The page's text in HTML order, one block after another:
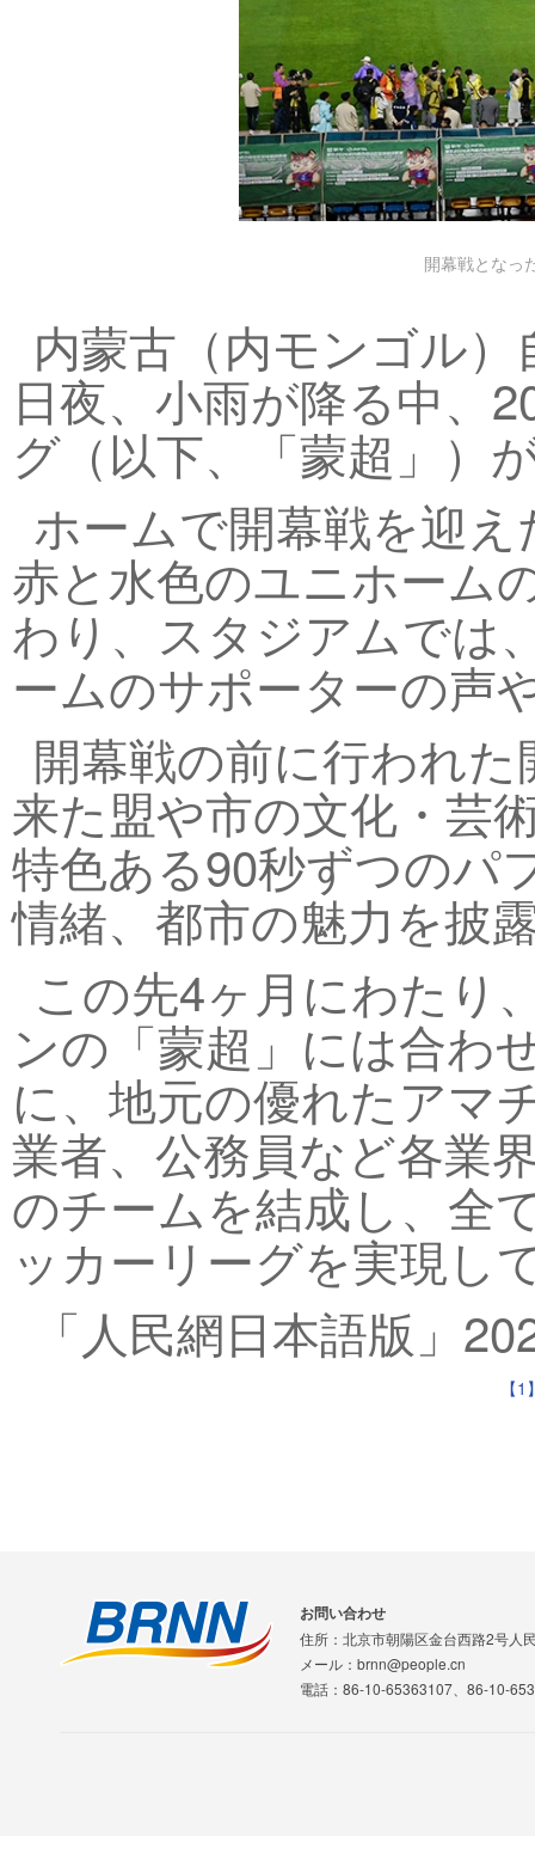
開幕戦となっ
内蒙古（内モンゴル
日夜、小雨が降る中、
グ（以下、「蒙超」）
ホームで開幕戦を迎
赤と水色のユニホーム
わり、スタジアムでは
ームのサポーターの声
開幕戦の前に行われ
来た盟や市の文化・芸
特色ある90秒ずつのパ
情緒、都市の魅力を披
この先4ヶ月にわたり
ンの「蒙超」には合わ
に、地元の優れたアマ
業者、公務員など各業
のチームを結成し、全
ッカーリーグを実現し
「人民網日本語版」
【
お問い合わせ
住所：北京市朝陽区金台西路2号人
メール：brnn@people.cn
電話：86-10-65363107、86-10-